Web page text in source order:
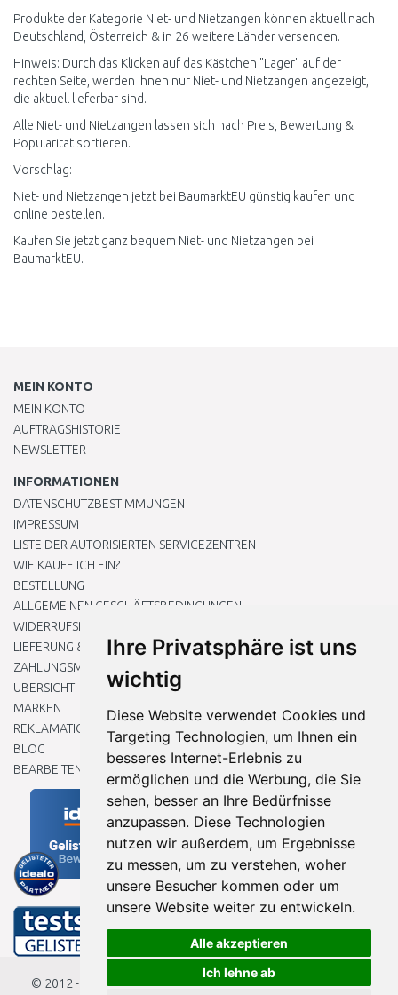
Ihre Privatsphäre ist uns
wichtig
Diese Website verwendet Cookies und
Targeting Technologien, um Ihnen ein
besseres Internet-Erlebnis zu
ermöglichen und die Werbung, die Sie
sehen, besser an Ihre Bedürfnisse
anzupassen. Diese Technologien
nutzen wir außerdem, um Ergebnisse
zu messen, um zu verstehen, woher
unsere Besucher kommen oder um
unsere Website weiter zu entwickeln.
Alle akzeptieren
Ich lehne ab
Produkte der Kategorie Niet- und Nietzangen können aktuell nach
Deutschland, Österreich & in 26 weitere Länder versenden.
Hinweis: Durch das Klicken auf das Kästchen "Lager" auf der
rechten Seite, werden Ihnen nur Niet- und Nietzangen angezeigt,
die aktuell lieferbar sind.
Alle Niet- und Nietzangen lassen sich nach Preis, Bewertung &
Popularität sortieren.
Vorschlag:
Niet- und Nietzangen jetzt bei BaumarktEU günstig kaufen und
online bestellen.
Kaufen Sie jetzt ganz bequem Niet- und Nietzangen bei
BaumarktEU.
MEIN KONTO
MEIN KONTO
AUFTRAGSHISTORIE
NEWSLETTER
INFORMATIONEN
DATENSCHUTZBESTIMMUNGEN
IMPRESSUM
LISTE DER AUTORISIERTEN SERVICEZENTREN
WIE KAUFE ICH EIN?
BESTELLUNG
ALLGEMEINEN GESCHÄFTSBEDINGUNGEN
WIDERRUFSRECHT
LIEFERUNG & ZAHLUNG
ZAHLUNGSMETHODEN
ÜBERSICHT
MARKEN
REKLAMATIONEN UND RETOUREN
BLOG
BEARBEITEN SIE MEINE COOKIE-EINSTELLUNGEN
© 2012 - 2026Baumarkteu.de